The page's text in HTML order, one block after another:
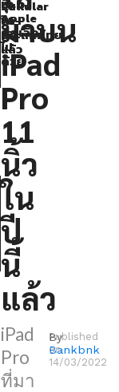
มาบน
iPad
Pro
11
นิ้ว
ใน
ปี
นี้
แล้ว
iPad
Pro
ที่มา
By
Bankbnk
Published
on
14/03/2022
M1
และ
ใน
รุ่น
12.9
นิ้ว
มา
พร้อม
กับ
จอ
ชนิด
ใหม่
อย่าง
mini-
LED
ทำให้
ใน
Apple
ยกเลิก
ไป
ด้วย
Cellular
ใน
ประเทศไทย
แล้ว
รุ่น
Wi-
Fi)